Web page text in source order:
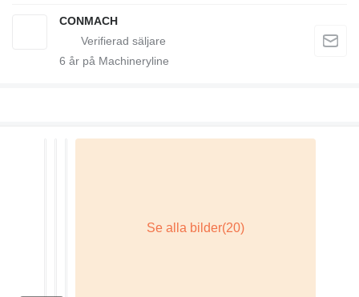
CONMACH
6 år på Machineryline